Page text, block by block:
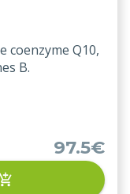
coenzyme Q10,
B.
97.5€